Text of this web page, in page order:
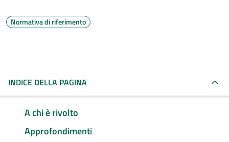
Normativa di riferimento
INDICE DELLA PAGINA
A chi è rivolto
Approfondimenti